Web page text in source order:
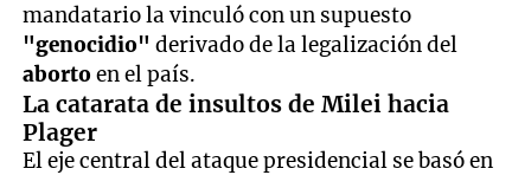
mandatario la vinculó con un supuesto
"genocidio" derivado de la legalización del
abortoen el país.
La catarata de insultos de Milei hacia
Plager
El eje central del ataque presidencial se basó en